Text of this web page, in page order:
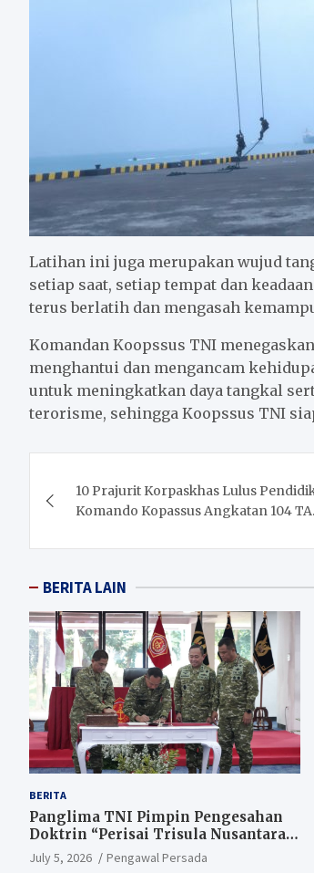
Latihan ini juga merupakan wujud
setiap saat, setiap tempat dan
terus berlatih dan mengasah
Komandan Koopssus TNI
menghantui dan mengancam
untuk meningkatkan daya tangkal
terorisme, sehingga Koopssus TNI
navigation
10 Prajurit Korpaskhas Lulus
Komando Kopassus Angkatan 104
BERITA LAIN
BERITA
Panglima TNI Pimpin Pengesahan
Doktrin “Perisai Trisula Nusantara”,
Tegaskan Adaptasi TNI Hadapi
Perang Modern
July 5, 2026 Pengawal Persada